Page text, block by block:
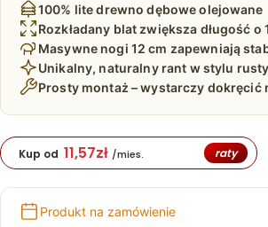
do
5
100% lite drewno dębowe olejowane
Rozkładany blat zwiększa długość o
Masywne nogi 12 cm zapewniają
Unikalny, naturalny rant w stylu
Prosty montaż – wystarczy dokręcić
Kup od 11,57zł /mies. raty
Produkt na zamówienie